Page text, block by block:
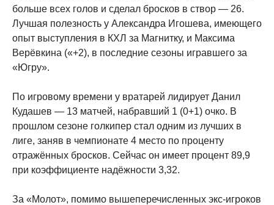
больше всех голов и сделал бросков в створ — 26.
Лучшая полезность у Александра Игошева, имеющего
опыт выступления в КХЛ за Магнитку, и Максима
Верёвкина («+2), в последние сезоны игравшего за
«Югру».
По игровому времени у вратарей лидирует Данил
Кудашев — 13 матчей, набравший 1 (0+1) очко. В
прошлом сезоне голкипер стал одним из лучших в
лиге, заняв в чемпионате 4 место по проценту
отражённых бросков. Сейчас он имеет процент 89,9
при коэффициенте надёжности 3,32.
За «Молот», помимо вышеперечисленных экс-игроков